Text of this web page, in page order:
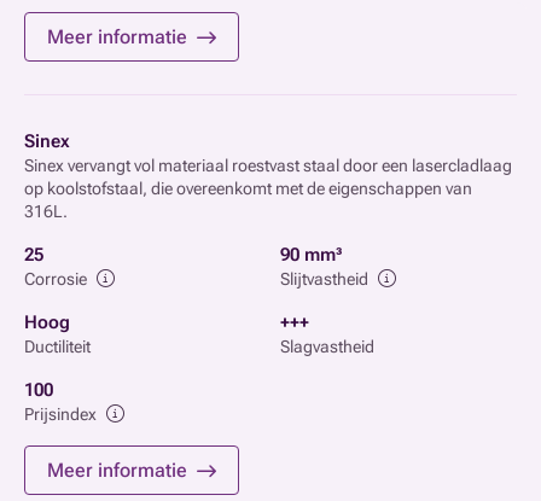
Meer informatie
Sinex
Sinex vervangt vol materiaal roestvast staal door een lasercladlaag
op koolstofstaal, die overeenkomt met de eigenschappen van
316L.
25
Corrosie
90 mm³
Slijtvastheid
Hoog
Ductiliteit
+++
Slagvastheid
100
Prijsindex
Meer informatie